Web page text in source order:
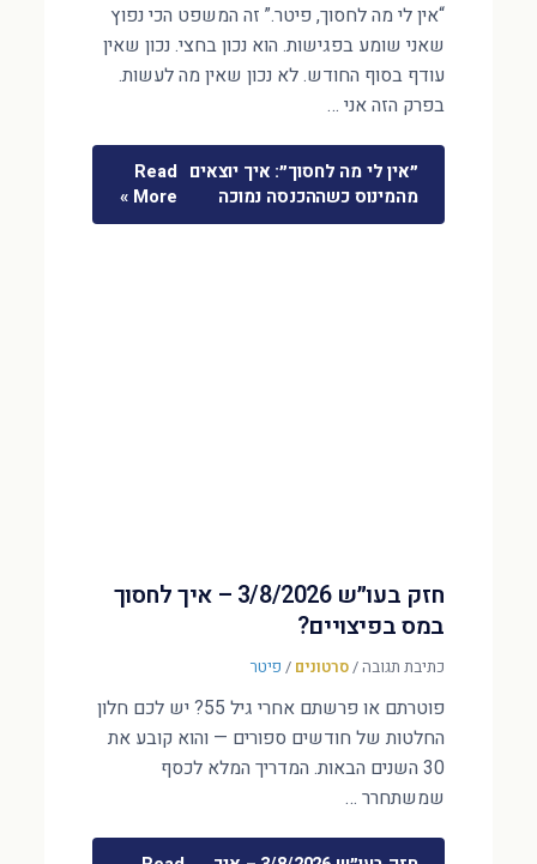
“אין לי מה לחסוך, פיטר.” זה המשפט הכי נפוץ
שאני שומע בפגישות. הוא נכון בחצי. נכון שאין
עודף בסוף החודש. לא נכון שאין מה לעשות.
בפרק הזה אני …
״אין לי מה לחסוך״: איך יוצאים
מהמינוס כשההכנסה נמוכה
Read
More »
חזק בעו״ש 3/8/2026 – איך לחסוך
במס בפיצויים?
כתיבת תגובה/סרטונים / פיטר
פוטרתם או פרשתם אחרי גיל 55? יש לכם חלון
החלטות של חודשים ספורים — והוא קובע את
30 השנים הבאות. המדריך המלא לכסף
שמשתחרר …